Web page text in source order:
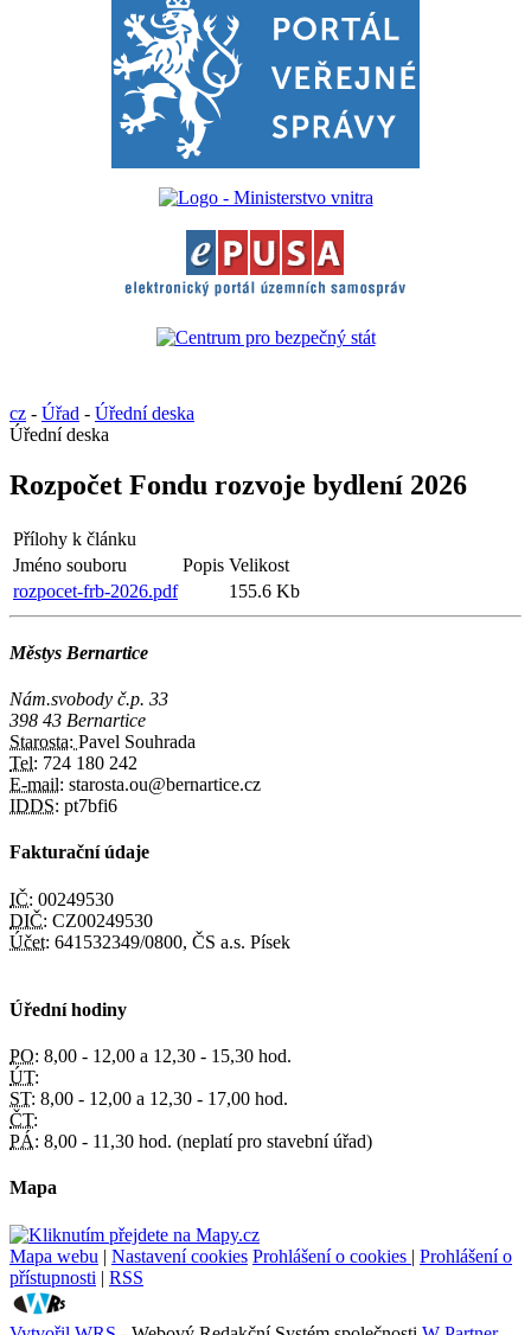
cz - Úřad - Úřední deska
Úřední deska
Rozpočet Fondu rozvoje bydlení 2026
Přílohy k článku
Jméno souboru
Popis Velikost
rozpocet-frb-2026.pdf
155.6 Kb
Městys Bernartice
Nám.svobody č.p. 33
398 43 Bernartice
Starosta: Pavel Souhrada
Tel: 724 180 242
E-mail: starosta.ou@bernartice.cz
IDDS: pt7bfi6
Fakturační údaje
IČ: 00249530
DIČ: CZ00249530
Účet: 641532349/0800, ČS a.s. Písek
Úřední hodiny
PO: 8,00 - 12,00 a 12,30 - 15,30 hod.
ÚT:
ST: 8,00 - 12,00 a 12,30 - 17,00 hod.
ČT:
PÁ: 8,00 - 11,30 hod. (neplatí pro stavební úřad)
Mapa
Mapa webu | Nastavení cookies Prohlášení o cookies | Prohlášení o
přístupnosti | RSS